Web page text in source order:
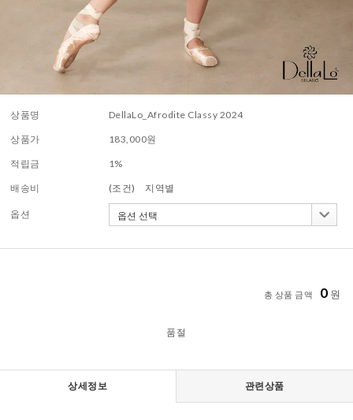
상품명 DellaLo_Afrodite Classy 2024
상품가 183,000원
적립금 1%
배송비 (조건) 지역별
옵션
총 상품 금액 0 원
품절
상세정보 관련상품